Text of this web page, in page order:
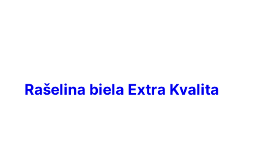
Rašelina biela Extra Kvalita